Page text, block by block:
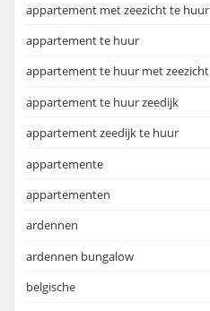
appartement met zeezicht te huur
appartement te huur
appartement te huur met zeezicht
appartement te huur zeedijk
appartement zeedijk te huur
appartemente
appartementen
ardennen
ardennen bungalow
belgische